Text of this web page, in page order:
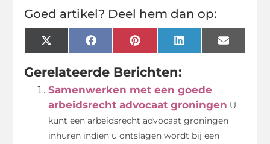
Goed artikel? Deel hem dan op:
X
(Twitter)
FacebookPinterestLinkedInEmail
Gerelateerde Berichten:
Samenwerken met een goede
arbeidsrecht advocaat groningen U
kunt een arbeidsrecht advocaat groningen
inhuren indien u ontslagen wordt bij een